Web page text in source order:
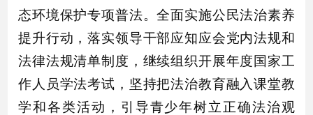
态环境保护专项普法。全面实施公民法治素养
提升行动，落实领导干部应知应会党内法规和
法律法规清单制度，继续组织开展年度国家工
作人员学法考试，坚持把法治教育融入课堂教
学和各类活动，引导青少年树立正确法治观